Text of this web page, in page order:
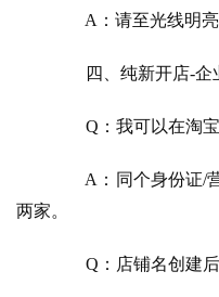
A：请至光线明亮
四、纯新开店-企
Q：我可以在淘宝
A：同个身份证/营
两家。
Q：店铺名创建后